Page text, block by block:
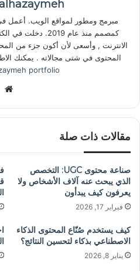
مبرمج ومطور لمواقع الويب. أعمل
كمصمم منذ عام
الانترنت , وأسعى لأن أكون جزء من
المحتوى في شتى مجالاته . يمكنك
portfolio
مقالات ذات صلة
صناعة محتوى UGC: التخصص
الذي يبحث عنه آلاف الأشخاص ولا
يعرفون كيف يبدأون
فبراير 17, 2026
كيف يستخدم صُنّاع المحتوى الذكاء
الاصطناعي بذكاء لتحسين النتائج؟
يناير 8, 2026